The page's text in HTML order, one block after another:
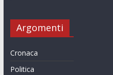
Argomenti
Cronaca
Politica